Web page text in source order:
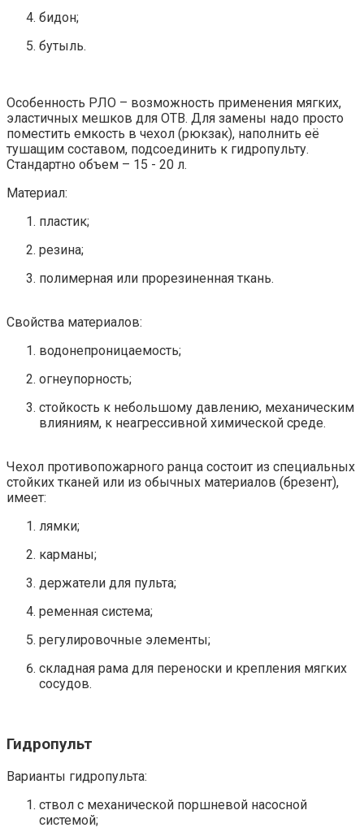
бидон;
бутыль.
Особенность РЛО – возможность применения мягких,
эластичных мешков для ОТВ. Для замены надо просто
поместить емкость в чехол (рюкзак), наполнить её
тушащим составом, подсоединить к гидропульту.
Стандартно объем – 15 - 20 л.
Материал:
пластик;
резина;
полимерная или прорезиненная ткань.
Свойства материалов:
водонепроницаемость;
огнеупорность;
стойкость к небольшому давлению, механическим
влияниям, к неагрессивной химической среде.
Чехол противопожарного ранца состоит из специальных
стойких тканей или из обычных материалов (брезент),
имеет:
лямки;
карманы;
держатели для пульта;
ременная система;
регулировочные элементы;
складная рама для переноски и крепления мягких
сосудов.
Гидропульт
Варианты гидропульта:
ствол с механической поршневой насосной
системой;